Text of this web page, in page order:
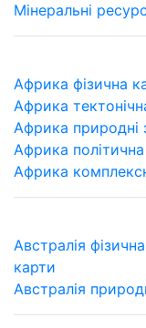
Мінеральні
Африка фізична
Африка
Африка природні
Африка
Африка
Австралія
карти
Австралія